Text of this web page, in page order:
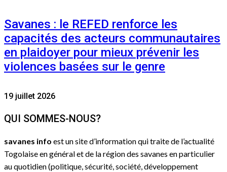
Savanes : le REFED renforce les
capacités des acteurs communautaires
en plaidoyer pour mieux prévenir les
violences basées sur le genre
19 juillet 2026
QUI SOMMES-NOUS?
savanes info est un site d’information qui traite de l’actualité
Togolaise en général et de la région des savanes en particulier
au quotidien (politique, sécurité, société, développement